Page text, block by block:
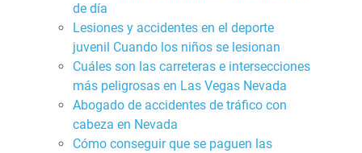
de día
Lesiones y accidentes en el deporte
juvenil Cuando los niños se lesionan
Cuáles son las carreteras e intersecciones
más peligrosas en Las Vegas Nevada
Abogado de accidentes de tráfico con
cabeza en Nevada
Cómo conseguir que se paguen las